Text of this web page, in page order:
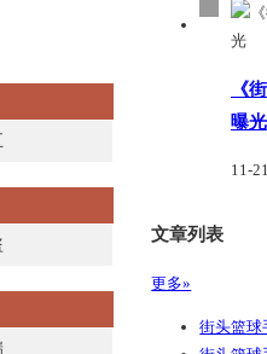
《
曝光
11-21
文章列表
更多»
街头篮球